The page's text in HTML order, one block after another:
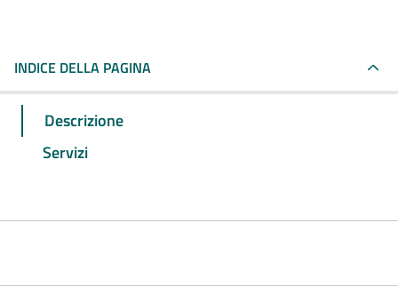
INDICE DELLA PAGINA
Descrizione
Servizi